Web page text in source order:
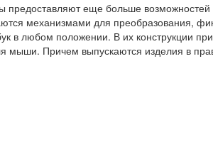
предоставляют еще больше возможностей
механизмами для преобразования,
в любом положении. В их конструкции
мыши. Причем выпускаются изделия в